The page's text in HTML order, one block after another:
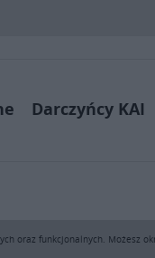
Darczyńcy KAI
i in. podobne metody),
oraz funkcjonalnych. Możesz